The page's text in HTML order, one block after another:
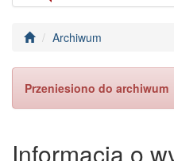
Archiwum
Przeniesiono do archiwum
Informacja o